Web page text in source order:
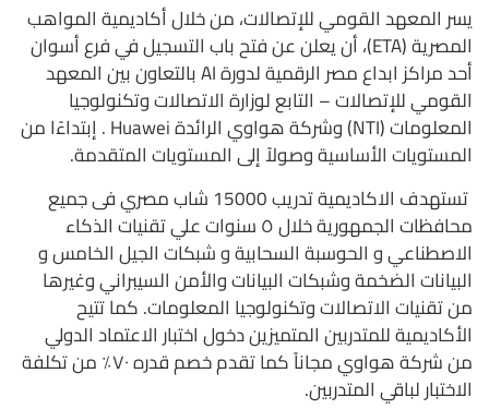
يسر المعهد القومي للإتصالات، من خلال أكاديمية المواهب
المصرية (ETA)، أن يعلن عن فتح باب التسجيل في فرع أسوان
أحد مراكز ابداع مصر الرقمية لدورة AI بالتعاون بين المعهد
القومي للإتصالات – التابع لوزارة الاتصالات وتكنولوجيا
المعلومات (NTI) وشركة هواوي الرائدة Huawei . إبتداءًا من
المستويات الأساسية وصولاً إلى المستويات المتقدمة.
تستهدف الاكاديمية تدريب 15000 شاب مصري فى جميع
محافظات الجمهورية خلال ٥ سنوات علي تقنيات الذكاء
الاصطناعي و الحوسبة السحابية و شبكات الجيل الخامس و
البيانات الضخمة وشبكات البيانات والأمن السيبراني وغيرها
من تقنيات الاتصالات وتكنولوجيا المعلومات. كما تتيح
الأكاديمية للمتدربين المتميزين دخول اختبار الاعتماد الدولي
من شركة هواوي مجاناً كما تقدم خصم قدره ٧٠٪؜ من تكلفة
الاختبار لباقي المتدربين.